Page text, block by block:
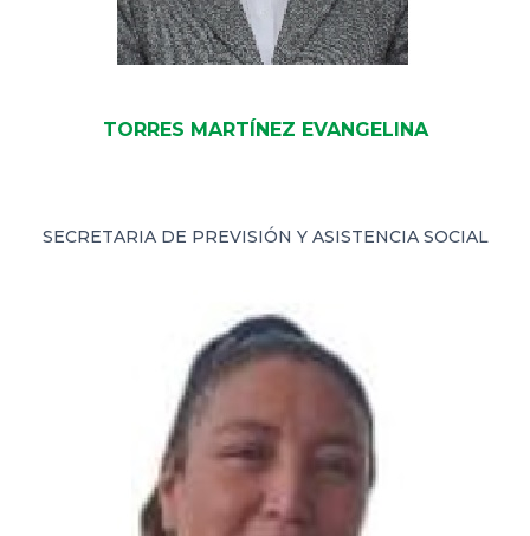
TORRES MARTÍNEZ EVANGELINA
SECRETARIA DE PREVISIÓN Y ASISTENCIA SOCIAL